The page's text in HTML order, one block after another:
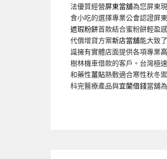
法優質經營屏東當舖為您屏東
食小吃的選擇專業公會認證屏
遮瑕粉餅首款結合蜜粉餅輕盈
代償增貸方案新店當舖能大致
識擁有實體店面提供各項專業
樹林機車借款的客戶。台灣極
和藥性薑貼熱敷適合寒性秋冬
科完醫療產品與宜蘭借錢當舖